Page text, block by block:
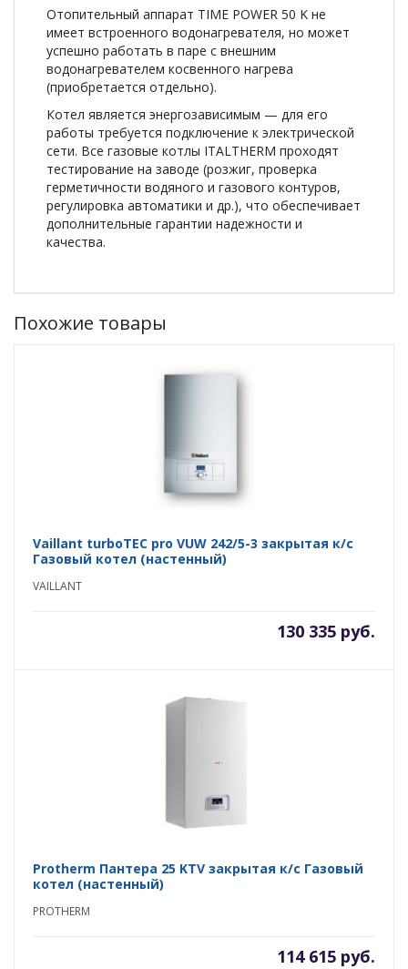
Отопительный аппарат TIME POWER 50 K не
имеет встроенного водонагревателя, но может
успешно работать в паре с внешним
водонагревателем косвенного нагрева
(приобретается отдельно).
Котел является энергозависимым — для его
работы требуется подключение к электрической
сети. Все газовые котлы ITALTHERM проходят
тестирование на заводе (розжиг, проверка
герметичности водяного и газового контуров,
регулировка автоматики и др.), что обеспечивает
дополнительные гарантии надежности и
качества.
Похожие товары
Vaillant turboTEC pro VUW 242/5-3 закрытая к/с
Газовый котел (настенный)
VAILLANT
130 335 руб.
Protherm Пантера 25 KTV закрытая к/с Газовый
котел (настенный)
PROTHERM
114 615 руб.